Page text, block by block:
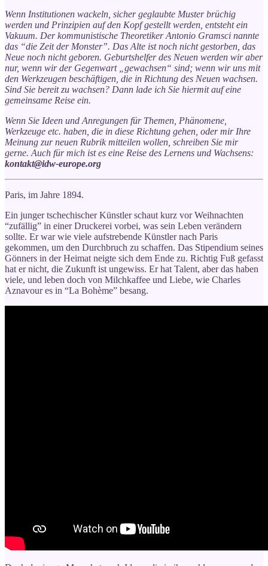
Wenn Institutionen wackeln, sicher geglaubte Muster brüchig
werden und Prinzipien auf den Kopf gestellt werden, entsteht ein
Vakuum. Der kommunistische Theoretiker Antonio Gramsci nannte
das “die Zeit der Monster”. Das Alte ist noch nicht gestorben, das
Neue noch nicht geboren. Geburtshelfer des Neuen werden wir aber
nur, wenn wir der Gegenwart „gewachsen“ sind; wenn wir uns mit
den Werkzeugen beschäftigen, die in Richtung des Neuen wachsen.
Sind Sie bereit zu wachsen? Dann lade ich Sie hiermit auf eine
gemeinsame Reise ein.
Wenn Sie Ideen und Anregungen für Themen, Phänomene,
Werkzeuge etc. haben, die in diese Richtung gehen, oder mir Ihre
Meinung zur neuen Rubrik mitteilen wollen, schreiben Sie mir
gerne. Auch für mich ist es eine Reise des Lernens und Wachsens:
kontakt@idw-europe.org
Paris, im Jahre 1894.
Ein junger tschechischer Künstler schaut kurz vor Weihnachten
“zufällig” in einer Druckerei vorbei, was sein Leben verändern
sollte. Er war wie viele aufstrebende Künstler nach Paris
gekommen, um den Durchbruch zu schaffen. Das Stipendium seines
Gönners in der Heimat neigte sich dem Ende zu. Richtig Fuß gefasst
hat er nicht, die Zukunft ist ungewiss. Er hat Talent, aber das haben
viele, und leben doch von Milchkaffee und Liebe, wie Charles
Aznavour es in “La Bohème” besang.